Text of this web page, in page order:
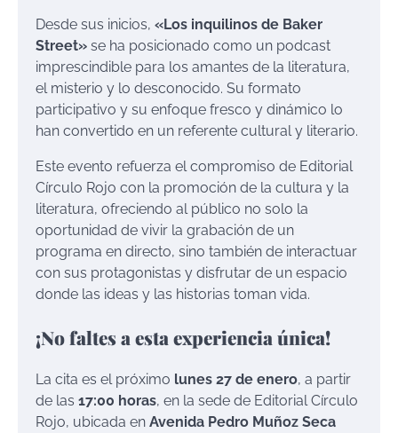
Desde sus inicios, «Los inquilinos de Baker
Street» se ha posicionado como un podcast
imprescindible para los amantes de la literatura,
el misterio y lo desconocido. Su formato
participativo y su enfoque fresco y dinámico lo
han convertido en un referente cultural y literario.
Este evento refuerza el compromiso de Editorial
Círculo Rojo con la promoción de la cultura y la
literatura, ofreciendo al público no solo la
oportunidad de vivir la grabación de un
programa en directo, sino también de interactuar
con sus protagonistas y disfrutar de un espacio
donde las ideas y las historias toman vida.
¡No faltes a esta experiencia única!
La cita es el próximo lunes 27 de enero, a partir
de las 17:00 horas, en la sede de Editorial Círculo
Rojo, ubicada en Avenida Pedro Muñoz Seca